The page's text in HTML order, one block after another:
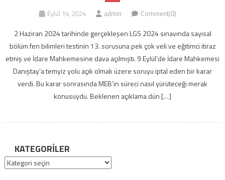
Eylül 14, 2024 admin Comment(0)
2 Haziran 2024 tarihinde gerçekleşen LGS 2024 sınavında sayısal
bölüm fen bilimleri testinin 13. sorusuna pek çok veli ve eğitimci itiraz
etmiş ve İdare Mahkemesine dava açılmıştı. 9 Eylül’de İdare Mahkemesi
Danıştay’a temyiz yolu açık olmak üzere soruyu iptal eden bir karar
verdi. Bu karar sonrasında MEB’in süreci nasıl yürüteceği merak
konusuydu. Beklenen açıklama dün […]
KATEGORILER
Kategoriler